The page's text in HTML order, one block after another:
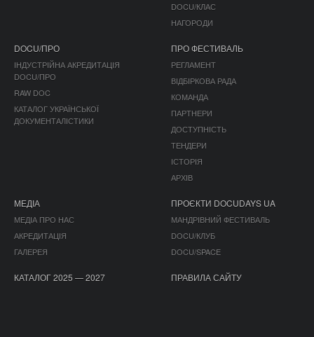
DOCU/КЛАС
НАГОРОДИ
DOCU/ПРО
ІНДУСТРІЙНА АКРЕДИТАЦІЯ
DOCU/ПРО
RAW DOC
КАТАЛОГ УКРАЇНСЬКОЇ
ДОКУМЕНТАЛІСТИКИ
ПРО ФЕСТИВАЛЬ
РЕГЛАМЕНТ
ВІДБІРКОВА РАДА
КОМАНДА
ПАРТНЕРИ
ДОСТУПНІСТЬ
ТЕНДЕРИ
ІСТОРІЯ
АРХІВ
МЕДІА
МЕДІА ПРО НАС
АКРЕДИТАЦІЯ
ГАЛЕРЕЯ
ПРОЄКТИ DOCUDAYS UA
МАНДРІВНИЙ ФЕСТИВАЛЬ
DOCU/КЛУБ
DOCU/SPACE
КАТАЛОГ 2025 — 2027 ПРАВИЛА САЙТУ